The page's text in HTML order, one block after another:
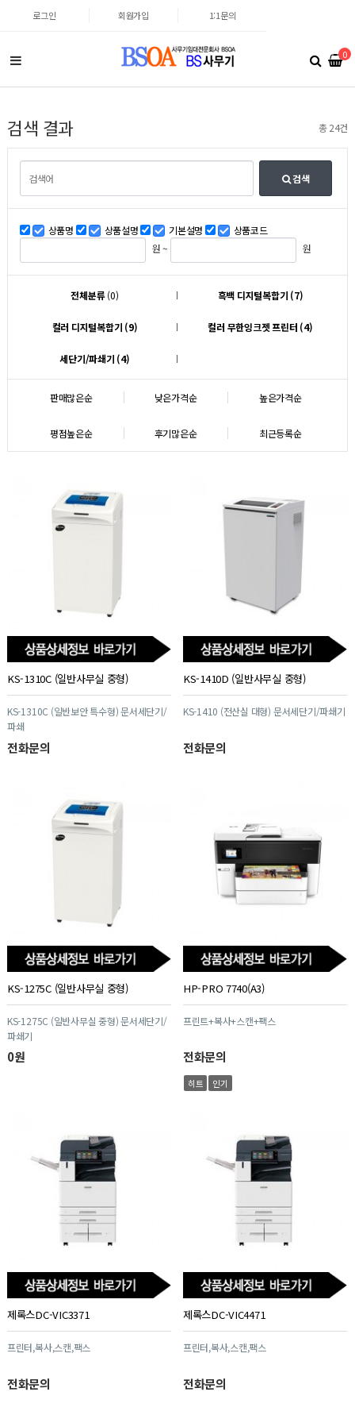
로그인 회원가입 1:1문의
0
검색 결과 총 24건
검색
상품명 상품설명 기본설명
상품코드
원 ~
원
전체분류(0) 흑백 디지털복합기 (7)
컬러 디지털복합기 (9) 컬러 무한잉크젯 프린터 (4)
세단기/파쇄기 (4)
판매많은순 낮은가격순 높은가격순
평점높은순 후기많은순 최근등록순
KS-1310C (일반사무실 중형)
KS-1310C (일반보안 특수형) 문서세단기/
파쇄
전화문의
KS-1410D (일반사무실 중형)
KS-1410 (전산실 대형) 문서세단기/파쇄기
전화문의
KS-1275C (일반사무실 중형)
KS-1275C (일반사무실 중형) 문서세단기/
파쇄기
0원
HP-PRO 7740(A3)
프린트+복사+스캔+팩스
전화문의
히트 인기
제록스DC-VIC3371
프린터,복사,스캔,팩스
전화문의
제록스DC-VIC4471
프린터,복사,스캔,팩스
전화문의